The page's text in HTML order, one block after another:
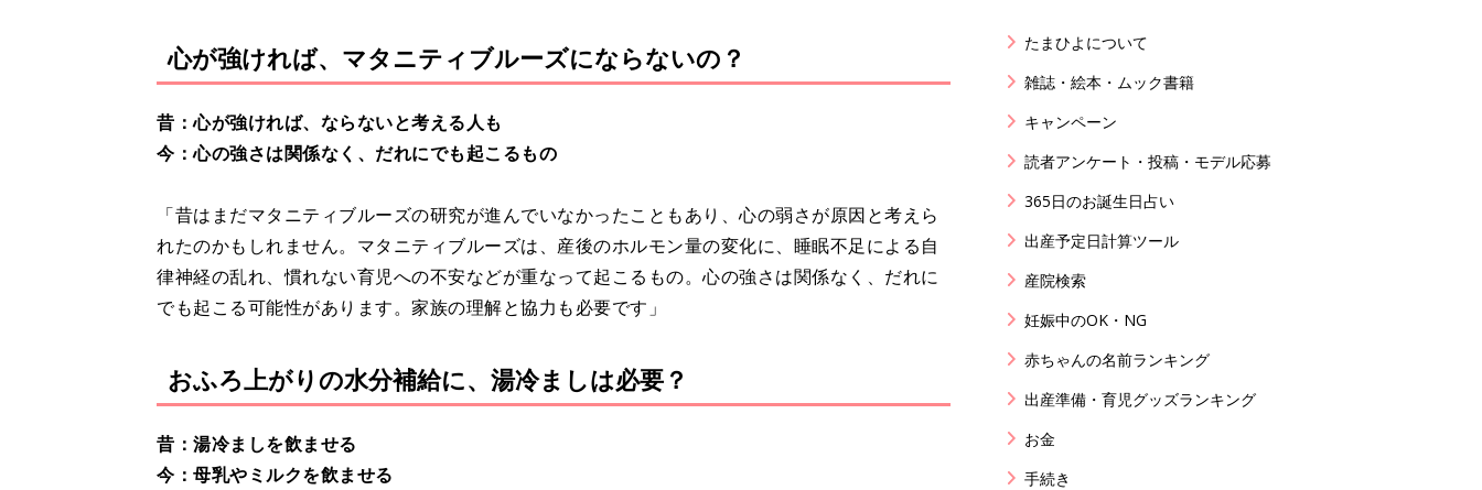
心が強ければ、マタニティブルーズにならないの？
昔：心が強ければ、ならないと考える人も
今：心の強さは関係なく、だれにでも起こるもの
「昔はまだマタニティブルーズの研究が進んでいなかったこともあり、心の弱さが原因と考えら
れたのかもしれません。マタニティブルーズは、産後のホルモン量の変化に、睡眠不足による自
律神経の乱れ、慣れない育児への不安などが重なって起こるもの。心の強さは関係なく、だれに
でも起こる可能性があります。家族の理解と協力も必要です」
おふろ上がりの水分補給に、湯冷ましは必要？
昔：湯冷ましを飲ませる
今：母乳やミルクを飲ませる
たまひよについて
雑誌・絵本・ムック書籍
キャンペーン
読者アンケート・投稿・モデル応募
365日のお誕生日占い
出産予定日計算ツール
産院検索
妊娠中のOK・NG
赤ちゃんの名前ランキング
出産準備・育児グッズランキング
お金
手続き